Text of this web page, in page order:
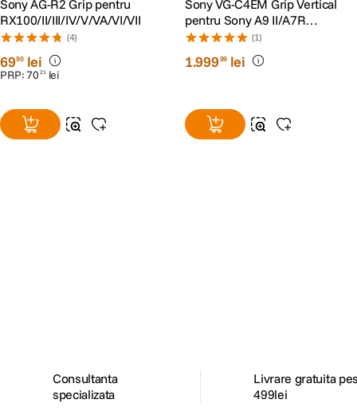
Sony AG-R2 Grip pentru
RX100/II/III/IV/V/VA/VI/VII
(4)
6990 lei
PRP:70 21 lei
Sony VG-C4EM Grip Vertical
pentru Sony A9 II/A7R
IV/A7S III/A7 V
(1)
1.99999 lei
Consultanta
specializata
Livrare gratuita
499lei